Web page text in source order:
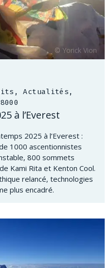
Actualités,
à l’Everest
2025 à l’Everest :
1000 ascentionnistes
800 sommets
Kami Rita et Kenton Cool.
relancé, technologies
plus encadré.